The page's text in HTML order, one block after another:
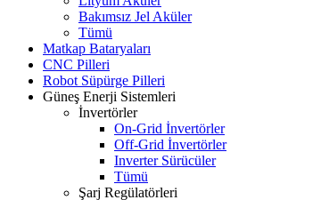
Bakımsız Jel Aküler
Tümü
Matkap Bataryaları
CNC Pilleri
Robot Süpürge Pilleri
Güneş Enerji Sistemleri
İnvertörler
On-Grid İnvertörler
Off-Grid İnvertörler
Inverter Sürücüler
Tümü
Şarj Regülatörleri